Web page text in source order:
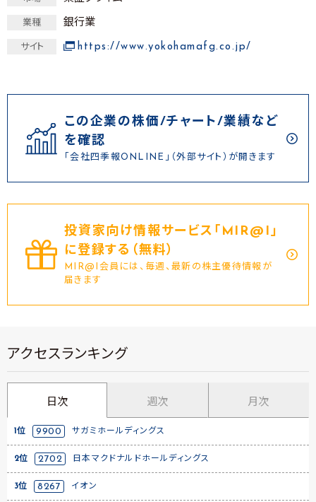
業種 銀行業
サイト https://www.yokohamafg.co.jp/
この企業の株価/チャート/業績など
を確認
「会社四季報ONLINE」（外部サイト）が開きます
投資家向け情報サービス｢MIR@I｣
に登録する（無料）
MIR@I会員には、毎週、最新の株主優待情報が
届きます
アクセスランキング
日次 週次 月次
1位 9900 サガミホールディングス
2位 2702 日本マクドナルドホールディングス
3位 8267 イオン